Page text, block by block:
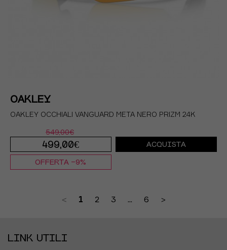
OAKLEY
OAKLEY OCCHIALI VANGUARD META NERO PRIZM 24K
549,00€
499,00€ ACQUISTA
OFFERTA -9%
< 1 2 3 ... 6 >
LINK UTILI